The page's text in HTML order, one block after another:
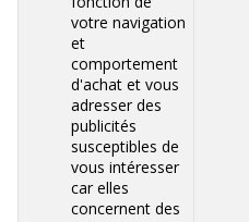
votre navigation
et
comportement
d'achat et vous
adresser des
publicités
susceptibles de
vous intéresser
car elles
concernent des